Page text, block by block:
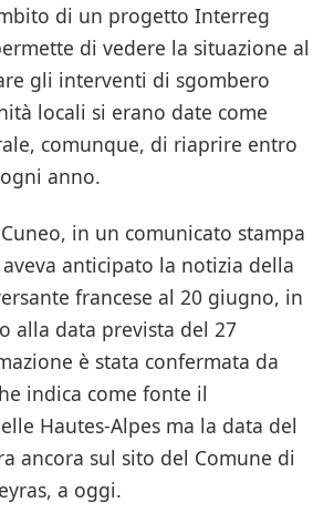
di un progetto Interreg
di vedere la situazione al
gli interventi di sgombero
locali si erano date come
comunque, di riaprire entro
anno.
in un comunicato stampa
anticipato la notizia della
francese al 20 giugno, in
alla data prevista del 27
è stata confermata da
indica come fonte il
Hautes-Alpes ma la data del
ancora sul sito del Comune di
a oggi.